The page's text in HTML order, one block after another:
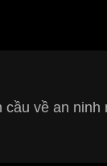
về an